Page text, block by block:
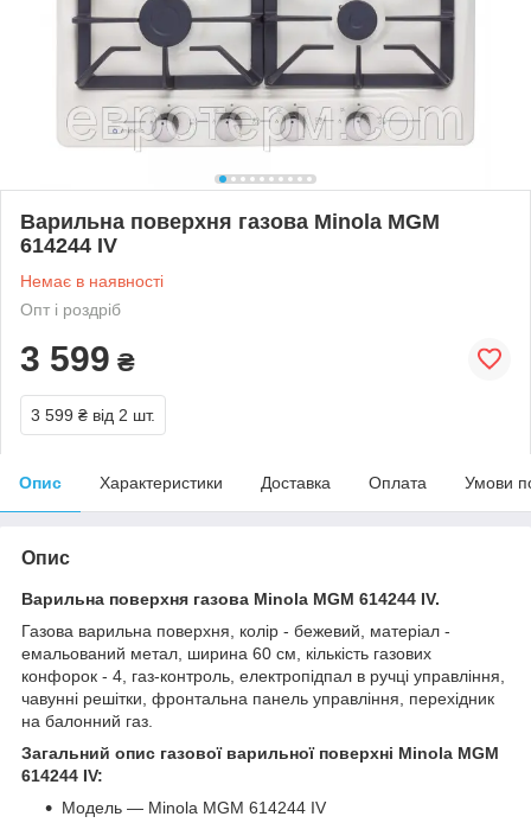
Варильна поверхня газова Minola MGM
614244 IV
Немає в наявності
Опт і роздріб
3 599 ₴
3 599 ₴ від 2 шт.
Опис Характеристики Доставка Оплата Умови
Опис
Варильна поверхня газова Minola MGM 614244 IV.
Газова варильна поверхня, колір - бежевий, матеріал -
емальований метал, ширина 60 см, кількість газових
конфорок - 4, газ-контроль, електропідпал в ручці управління,
чавунні решітки, фронтальна панель управління, перехідник
на балонний газ.
Загальний опис газової варильної поверхні Minola MGM
614244 IV:
Модель — Minola MGM 614244 IV